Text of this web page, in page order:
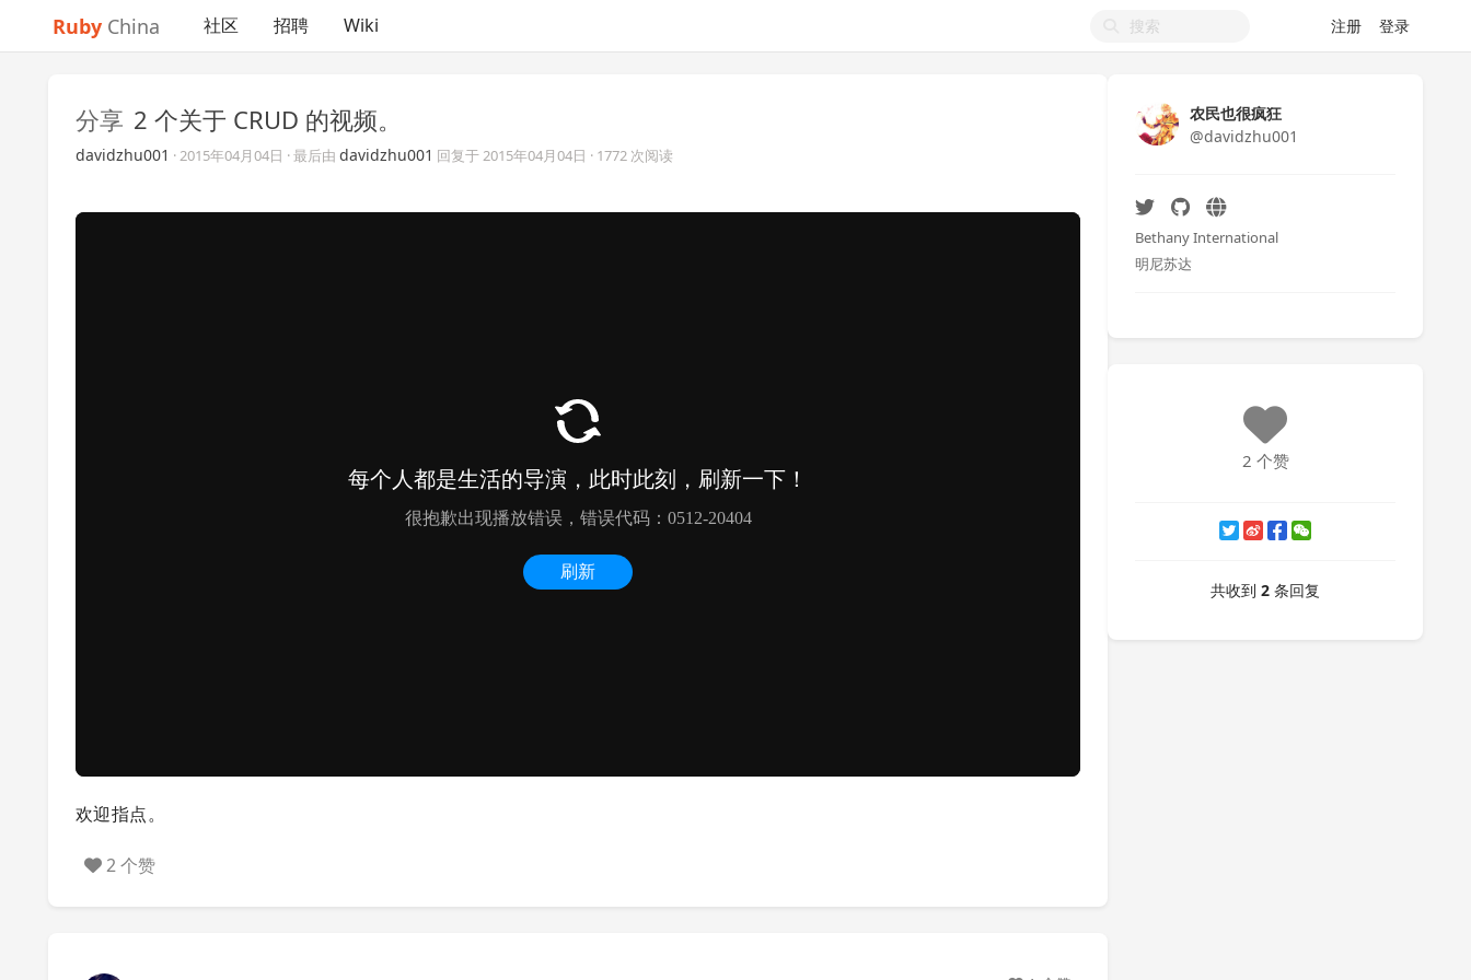
Ruby China 社区 招聘 Wiki 注册 登录
分享 2 个关于 CRUD 的视频。
davidzhu001 ·2015年04月04日 · 最后由 davidzhu001 回复于2015年04月04日 · 1772 次阅读
欢迎指点。
2 个赞
农民也很疯狂
@davidzhu001
Bethany International
明尼苏达
2 个赞
共收到 2 条回复